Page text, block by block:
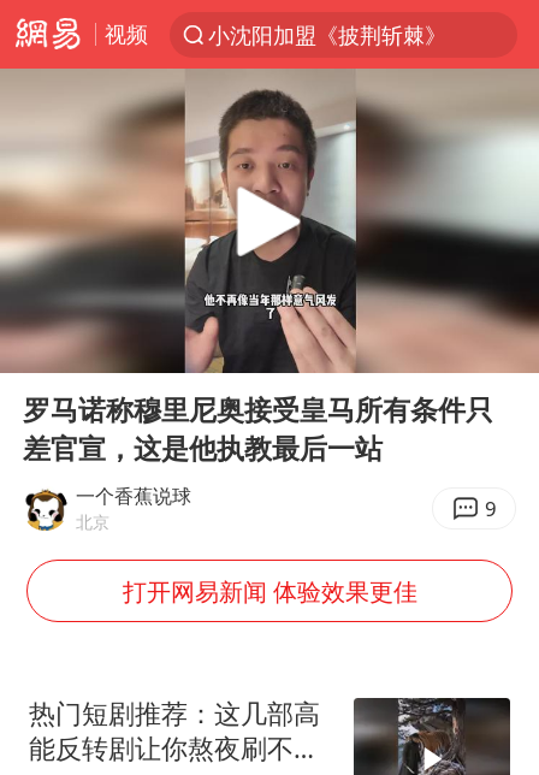
视频
小沈阳加盟《披荆斩棘》
台风“白海豚”登陆 各地各部门全力应对
白海豚雨量超越利奇马、巴威
人形机器人第一股
上海地铁4条线路全线停运
宇树申购 中一签有望赚20万元
4.2平卫生间补漏注胶花1.55万
白海豚路径图
武汉3名城管协管员殴打摊主被刑拘
律师谈贾冰私人饭局被偷拍
面对面丨蔡磊：与渐冻症抗争 纵使不敌 也不屈服
5万小车卖不动 微型代步车集体遇冷
手机真会“偷听”我们说话吗
Play
罗马诺称穆里尼奥接受皇马所有条件只
差官宣，这是他执教最后一站
一个香蕉说球
北京 9
打开网易新闻 体验效果更佳
热门短剧推荐：这几部高
能反转剧让你熬夜刷不